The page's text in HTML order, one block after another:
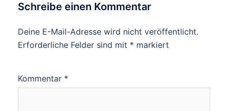
Schreibe einen Kommentar
Deine E-Mail-Adresse wird nicht veröffentlicht.
Erforderliche Felder sind mit * markiert
Kommentar *